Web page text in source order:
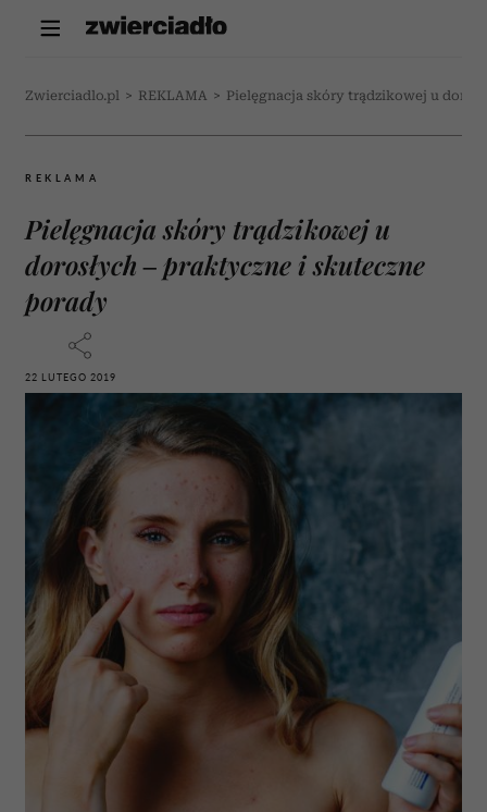
Zwierciadlo.pl > REKLAMA > Pielęgnacja skóry trądzikowej u
REKLAMA
Pielęgnacja skóry trądzikowej u
dorosłych – praktyczne i skuteczne
porady
22 LUTEGO 2019